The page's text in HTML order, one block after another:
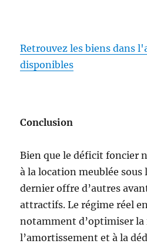
Retrouvez les biens dans
disponibles
Conclusion
Bien que le déficit foncier
à la location meublée sous
dernier offre d’autres
attractifs. Le régime réel
notamment d’optimiser la
l’amortissement et à la